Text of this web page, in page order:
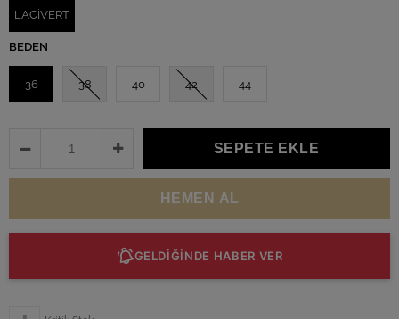
LACİVERT
BEDEN
36 38 40 42 44
GELDİĞİNDE HABER VER